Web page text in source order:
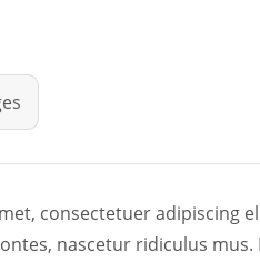
consectetuer adipiscing
nascetur ridiculus